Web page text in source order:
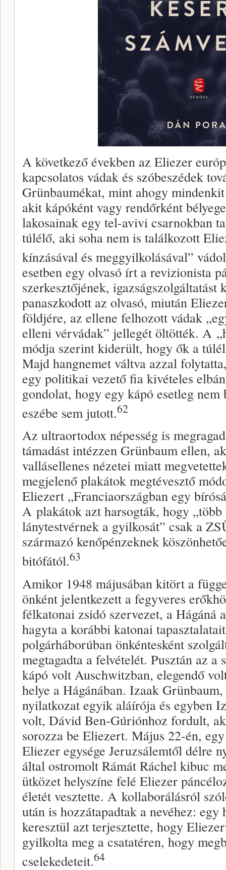
A következő években az Eliezer
kapcsolatos vádak és szóbeszédek
Grünbaumékat, mint ahogy
akit kápóként vagy rendőrként
lakosainak egy tel-avivi csarnokban
túlélő, aki soha nem is találkozott
kínzásával és meggyilkolásával”
esetben egy olvasó írt a revizionista
szerkesztőjének, igazságszolgáltatást
panaszkodott az olvasó, miután
földjére, az ellene felhozott vádak
elleni vérvádak” jellegét öltötték. A
módja szerint kiderült, hogy ők a
Majd hangnemet váltva azzal
egy politikai vezető fia kivételes
gondolat, hogy egy kápó esetleg
eszébe sem jutott.62
Az ultraortodox népesség is
támadást intézzen Grünbaum ellen,
vallásellenes nézetei miatt
megjelenő plakátok megtévesztő
Eliezert „Franciaországban egy
A plakátok azt harsogták, hogy
lánytestvérnek a gyilkosát” csak a
származó kenőpénzeknek
bitófától.63
Amikor 1948 májusában kitört a
önként jelentkezett a fegyveres
félkatonai zsidó szervezet, a Hágáná
hagyta a korábbi katonai
polgárháborúban önkéntesként
megtagadta a felvételét. Pusztán az a
kápó volt Auschwitzban, elegendő
helye a Hágánában. Izaak
nyilatkozat egyik aláírója és egyben
volt, Dávid Ben-Gúriónhoz fordult,
sorozza be Eliezert. Május 22-én,
Eliezer egysége Jeruzsálemtől délre
által ostromolt Rámát Ráchel kibuc
ütközet helyszíne felé Eliezer
életét vesztette. A kollaborálásról
után is hozzátapadtak a nevéhez: egy
keresztül azt terjesztette, hogy
gyilkolta meg a csatatéren, hogy
cselekedeteit.64